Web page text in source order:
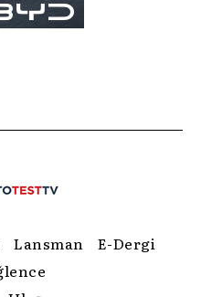
Lansman
E-Dergi